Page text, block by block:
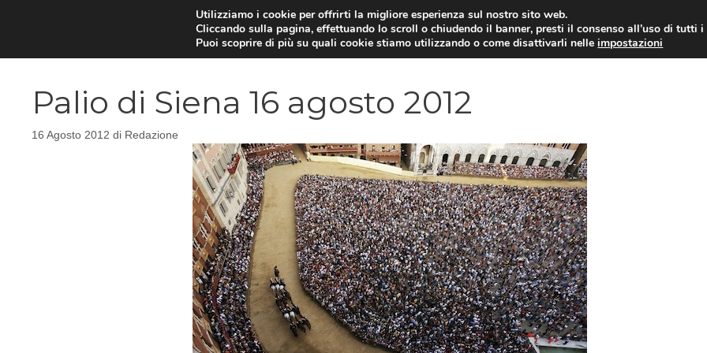
YUAN COIN GOSSIP NEWS DAL
Palio di Siena 16 agosto 2012
16 Agosto 2012 di Redazione
Utilizziamo i cookie per offrirti la migliore esperienza sul nostro sito web.
Cliccando sulla pagina, effettuando lo scroll o chiudendo il banner, presti il consenso all’uso di tutti i
Puoi scoprire di più su quali cookie stiamo utilizzando o come disattivarli nelleimpostazioni